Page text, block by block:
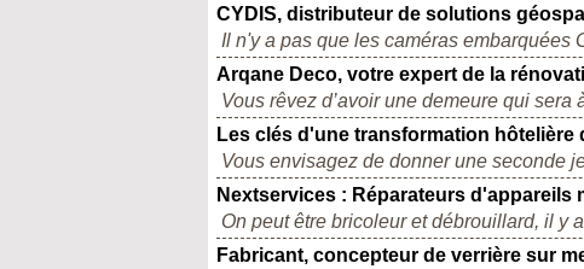
CYDIS, distributeur de solutions
Il n'y a pas que les caméras embarquées
Arqane Deco, votre expert de la
Vous rêvez d’avoir une demeure qui sera
Les clés d'une transformation hôtelière
Vous envisagez de donner une seconde
Nextservices : Réparateurs d'appareils
On peut être bricoleur et débrouillard, il y
Fabricant, concepteur de verrière sur